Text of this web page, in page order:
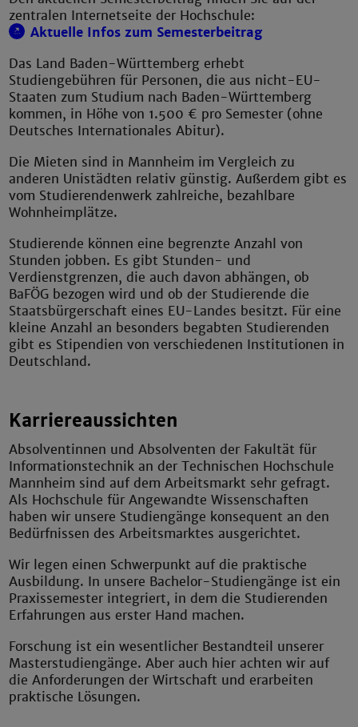
zentralen Internetseite der Hochschule:
Aktuelle Infos zum Semesterbeitrag
Das Land Baden-Württemberg erhebt
Studiengebühren für Personen, die aus nicht-EU-
Staaten zum Studium nach Baden-Württemberg
kommen, in Höhe von 1.500 € pro Semester (ohne
Deutsches Internationales Abitur).
Die Mieten sind in Mannheim im Vergleich zu
anderen Unistädten relativ günstig. Außerdem gibt es
vom Studierendenwerk zahlreiche, bezahlbare
Wohnheimplätze.
Studierende können eine begrenzte Anzahl von
Stunden jobben. Es gibt Stunden- und
Verdienstgrenzen, die auch davon abhängen, ob
BaFÖG bezogen wird und ob der Studierende die
Staatsbürgerschaft eines EU-Landes besitzt. Für eine
kleine Anzahl an besonders begabten Studierenden
gibt es Stipendien von verschiedenen Institutionen in
Deutschland.
Karriereaussichten
Absolventinnen und Absolventen der Fakultät für
Informationstechnik an der Technischen Hochschule
Mannheim sind auf dem Arbeitsmarkt sehr gefragt.
Als Hochschule für Angewandte Wissenschaften
haben wir unsere Studiengänge konsequent an den
Bedürfnissen des Arbeitsmarktes ausgerichtet.
Wir legen einen Schwerpunkt auf die praktische
Ausbildung. In unsere Bachelor-Studiengänge ist ein
Praxissemester integriert, in dem die Studierenden
Erfahrungen aus erster Hand machen.
Forschung ist ein wesentlicher Bestandteil unserer
Masterstudiengänge. Aber auch hier achten wir auf
die Anforderungen der Wirtschaft und erarbeiten
praktische Lösungen.